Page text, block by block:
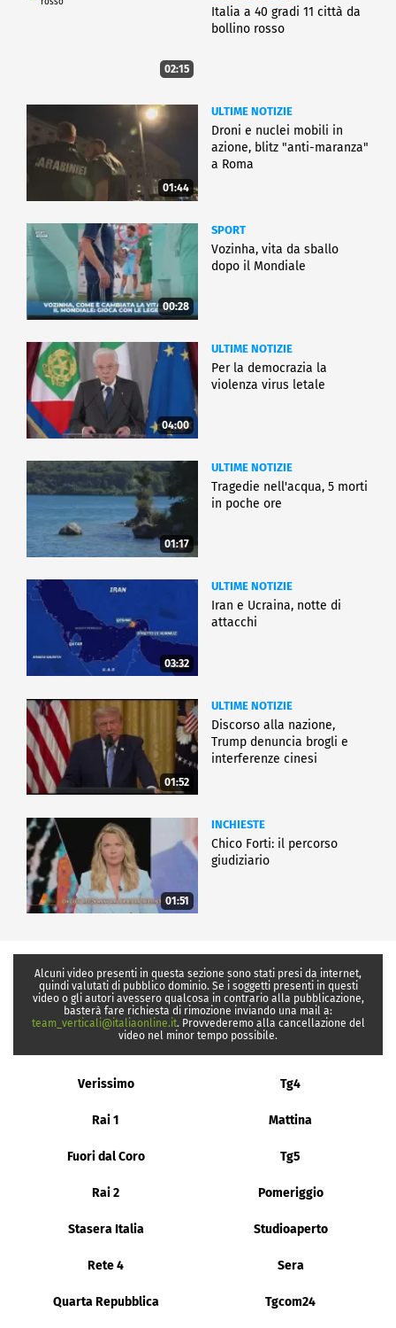
02:15
Italia a 40 gradi 11 città da
bollino rosso
01:44
ULTIME NOTIZIE
Droni e nuclei mobili in
azione, blitz "anti-maranza"
a Roma
00:28
SPORT
Vozinha, vita da sballo
dopo il Mondiale
04:00
ULTIME NOTIZIE
Per la democrazia la
violenza virus letale
01:17
ULTIME NOTIZIE
Tragedie nell'acqua, 5 morti
in poche ore
03:32
ULTIME NOTIZIE
Iran e Ucraina, notte di
attacchi
01:52
ULTIME NOTIZIE
Discorso alla nazione,
Trump denuncia brogli e
interferenze cinesi
01:51
INCHIESTE
Chico Forti: il percorso
giudiziario
Alcuni video presenti in questa sezione sono stati presi da internet,
quindi valutati di pubblico dominio. Se i soggetti presenti in questi
video o gli autori avessero qualcosa in contrario alla pubblicazione,
basterà fare richiesta di rimozione inviando una mail a:
team_verticali@italiaonline.it. Provvederemo alla cancellazione del
video nel minor tempo possibile.
Verissimo Tg4
Rai 1 Mattina
Fuori dal Coro Tg5
Rai 2 Pomeriggio
Stasera Italia Studioaperto
Rete 4 Sera
Quarta Repubblica Tgcom24